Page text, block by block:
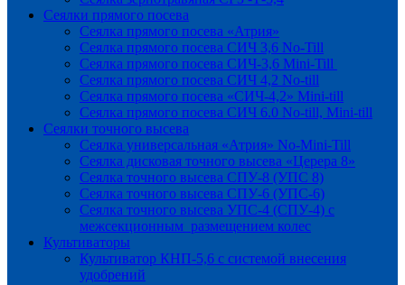
Сеялки прямого посева
Сеялка прямого посева «Атрия»
Сеялка прямого посева СИЧ 3,6 No-Till
Сеялка прямого посева СИЧ-3,6 Mini-Till
Сеялка прямого посева СИЧ 4,2 No-till
Сеялка прямого посева «СИЧ-4,2» Mini-till
Сеялка прямого посева СИЧ 6.0 No-till, Mini-till
Сеялки точного высева
Сеялка универсальная «Атрия» No-Mini-Till
Сеялка дисковая точного высева «Церера 8»
Сеялка точного высева СПУ-8 (УПС 8)
Сеялка точного высева СПУ-6 (УПС-6)
Сеялка точного высева УПС-4 (СПУ-4) с
межсекционным размещением колес
Культиваторы
Культиватор КНП-5,6 с системой внесения
удобрений